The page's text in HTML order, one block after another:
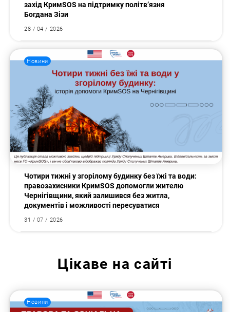
захід КримSOS на підтримку політв’язня
Богдана Зізи
28 / 04 / 2026
Новини
Чотири тижні у згорілому будинку без їжі та води:
правозахисники КримSOS допомогли жителю
Чернігівщини, який залишився без житла,
документів і можливості пересуватися
31 / 07 / 2026
Цікаве на сайті
Новини